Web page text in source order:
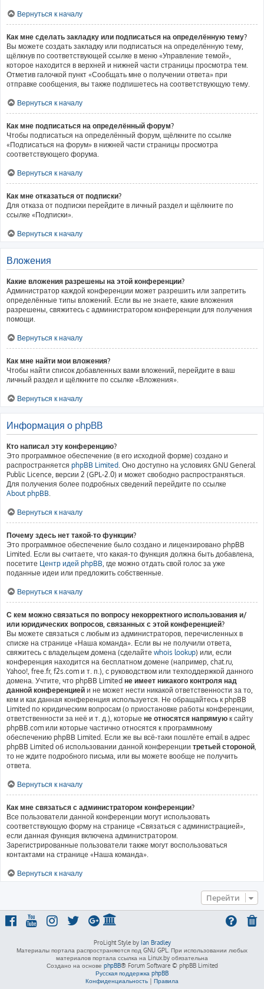
Вернуться к началу
Как мне сделать закладку или подписаться на определённую тему?
Вы можете создать закладку или подписаться на определённую тему,
щёлкнув по соответствующей ссылке в меню «Управление темой»,
которое находится в верхней и нижней части страницы просмотра тем.
Отметив галочкой пункт «Сообщать мне о получении ответа» при
отправке сообщения, вы также подпишетесь на соответствующую тему.
Вернуться к началу
Как мне подписаться на определённый форум?
Чтобы подписаться на определённый форум, щёлкните по ссылке
«Подписаться на форум» в нижней части страницы просмотра
соответствующего форума.
Вернуться к началу
Как мне отказаться от подписки?
Для отказа от подписки перейдите в личный раздел и щёлкните по
ссылке «Подписки».
Вернуться к началу
Вложения
Какие вложения разрешены на этой конференции?
Администратор каждой конференции может разрешить или запретить
определённые типы вложений. Если вы не знаете, какие вложения
разрешены, свяжитесь с администратором конференции для получения
помощи.
Вернуться к началу
Как мне найти мои вложения?
Чтобы найти список добавленных вами вложений, перейдите в ваш
личный раздел и щёлкните по ссылке «Вложения».
Вернуться к началу
Информация о phpBB
Кто написал эту конференцию?
Это программное обеспечение (в его исходной форме) создано и
распространяется phpBB Limited. Оно доступно на условиях GNU General
Public Licence, версии 2 (GPL-2.0) и может свободно распространяться.
Для получения более подробных сведений перейдите по ссылке
About phpBB.
Вернуться к началу
Почему здесь нет такой-то функции?
Это программное обеспечение было создано и лицензировано phpBB
Limited. Если вы считаете, что какая-то функция должна быть добавлена,
посетите Центр идей phpBB, где можно отдать свой голос за уже
поданные идеи или предложить собственные.
Вернуться к началу
С кем можно связаться по вопросу некорректного использования и/
или юридических вопросов, связанных с этой конференцией?
Вы можете связаться с любым из администраторов, перечисленных в
списке на странице «Наша команда». Если вы не получили ответа,
свяжитесь с владельцем домена (сделайте whois lookup) или, если
конференция находится на бесплатном домене (например, chat.ru,
Yahoo!, free.fr, f2s.com и т. п.), с руководством или техподдержкой данного
домена. Учтите, что phpBB Limited не имеет никакого контроля над
данной конференцией и не может нести никакой ответственности за то,
кем и как данная конференция используется. Не обращайтесь к phpBB
Limited по юридическим вопросам (о приостановке работы конференции,
ответственности за неё и т. д.), которые не относятся напрямую к сайту
phpBB.com или которые частично относятся к программному
обеспечению phpBB Limited. Если же вы всё-таки пошлёте email в адрес
phpBB Limited об использовании данной конференции третьей стороной,
то не ждите подробного письма, или вы можете вообще не получить
ответа.
Вернуться к началу
Как мне связаться с администратором конференции?
Все пользователи данной конференции могут использовать
соответствующую форму на странице «Связаться с администрацией»,
если данная функция включена администратором.
Зарегистрированные пользователи также могут воспользоваться
контактами на странице «Наша команда».
Вернуться к началу
Перейти
ProLight Style by Ian Bradley
Материалы портала распространяются под GNU GPL. При использовании любых
материалов портала ссылка на Linux.by обязательна
Создано на основе phpBB® Forum Software © phpBB Limited
Русская поддержка phpBB
Конфиденциальность | Правила